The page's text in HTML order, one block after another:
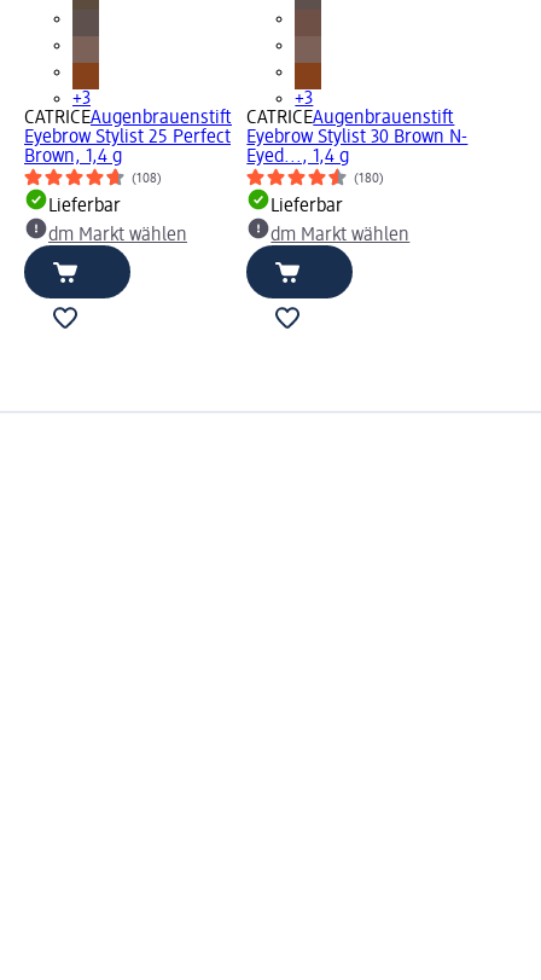
+3
CATRICEAugenbrauenstift
Eyebrow Stylist 25 Perfect
Brown, 1,4 g
(108)
Lieferbar
dm Markt wählen
+3
CATRICEAugenbrauenstift
Eyebrow Stylist 30 Brown N-
Eyed..., 1,4 g
(180)
Lieferbar
dm Markt wählen